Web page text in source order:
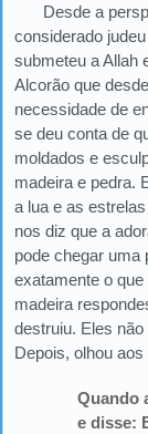
Desde a
considerado
submeteu a Allah
Alcorão que
necessidade de
se deu conta de
moldados e
madeira e pedra.
a lua e as
nos diz que a
pode chegar uma
exatamente o
madeira
destruiu. Eles
Depois, olhou
Quando
e disse: